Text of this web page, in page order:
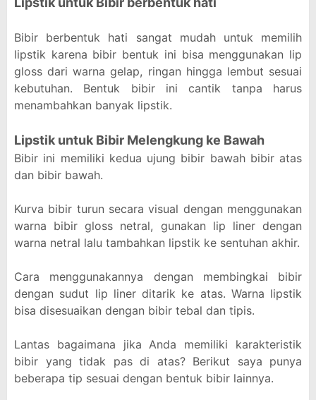
Bibir berbentuk hati sangat mudah untuk memilih
lipstik karena bibir bentuk ini bisa menggunakan lip
gloss dari warna gelap, ringan hingga lembut sesuai
kebutuhan. Bentuk bibir ini cantik tanpa harus
menambahkan banyak lipstik.
Lipstik untuk Bibir Melengkung ke Bawah
Bibir ini memiliki kedua ujung bibir bawah bibir atas
dan bibir bawah.
Kurva bibir turun secara visual dengan menggunakan
warna bibir gloss netral, gunakan lip liner dengan
warna netral lalu tambahkan lipstik ke sentuhan akhir.
Cara menggunakannya dengan membingkai bibir
dengan sudut lip liner ditarik ke atas. Warna lipstik
bisa disesuaikan dengan bibir tebal dan tipis.
Lantas bagaimana jika Anda memiliki karakteristik
bibir yang tidak pas di atas? Berikut saya punya
beberapa tip sesuai dengan bentuk bibir lainnya.